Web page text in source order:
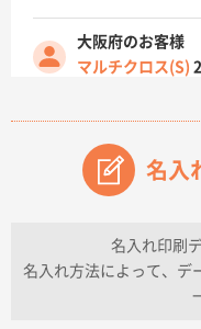
大阪府のお客様
マルチクロス(S)
原稿データ流用
兵庫県のお客様
チケットホルダ
上記のとおりです
名入
名入れ印刷
名入れ方法によって、デ